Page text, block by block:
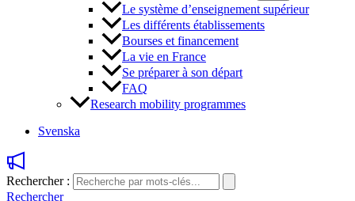
Le système d’enseignement supérieur
Les différents établissements
Bourses et financement
La vie en France
Se préparer à son départ
FAQ
Research mobility programmes
Svenska
Rechercher :
Rechercher